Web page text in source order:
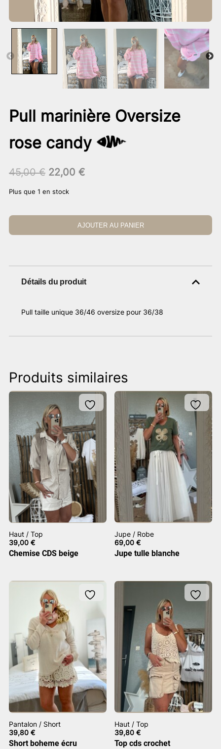
Pull marinière Oversize
rose candy
45,00€ Le
initial
45,00 €.
22,00 €Le
22,00 €.
Plus que 1 en stock
AJOUTER AU PANIER
Détails du produit
Pull taille unique 36/46 oversize pour 36/38
Produits similaires
Haut / Top
39,00 €
Chemise CDS beige
Jupe / Robe
69,00€
Jupe tulle blanche
Pantalon / Short
39,80 €
Short boheme écru
Haut / Top
39,80€
Top cds crochet